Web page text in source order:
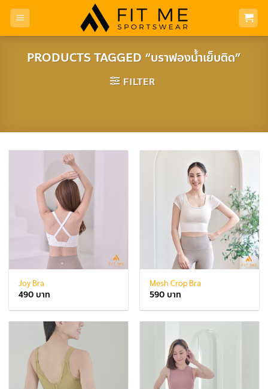
Skip
content
PRODUCTS TAGGED “บราฟองน้ำเย็บติด”
FILTER
Joy Bra
490
Mesh Crop Bra
590